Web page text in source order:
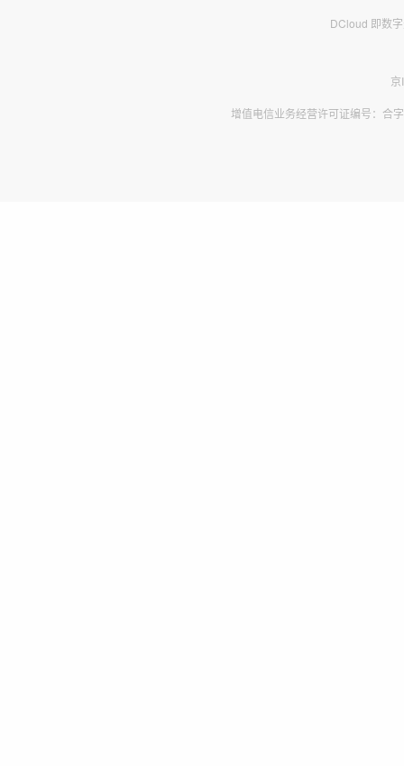
DCloud 即数
增值电信业务经营许可证编号：合